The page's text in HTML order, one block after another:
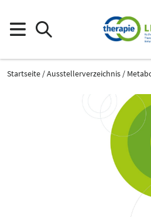
Startseite Ausstellerverzeichnis